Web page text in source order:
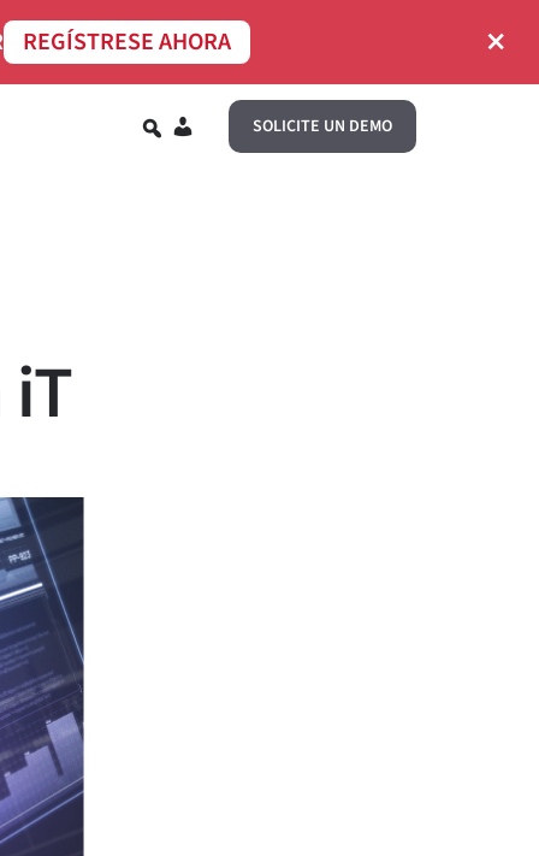
REGÍSTRESE AHORA ×
SOLICITE UN DEMO